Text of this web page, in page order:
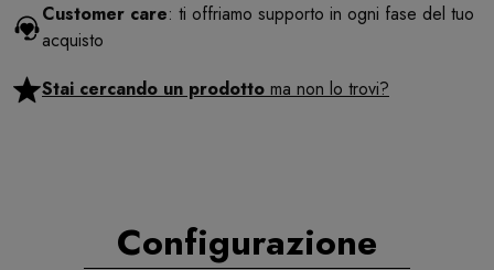
Customer care: ti offriamo supporto in ogni fase del tuo
acquisto
Stai cercando un prodotto ma non lo trovi?
Configurazione